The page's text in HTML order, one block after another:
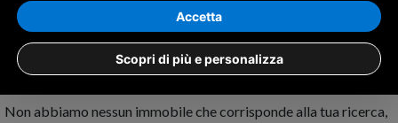
Non abbiamo nessun immobile che corrisponde alla tua ricerca,
Scopri di più e personalizza
Accetta